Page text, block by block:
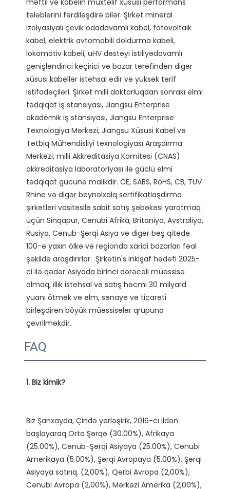
məftil və kabelin müxtəlif xüsusi performans
tələblərini fərdiləşdirə bilər. Şirkət mineral
izolyasiyalı çevik odadavamlı kabel, fotovoltaik
kabel, elektrik avtomobili doldurma kabeli,
lokomotiv kabeli, uHV dəstəyi istiliyədavamlı
genişləndirici keçirici və bazar tərəfindən digər
xüsusi kabellər istehsal edir və yüksək tərif
istifadəçiləri. Şirkət milli doktorluqdan sonrakı elmi
tədqiqat iş stansiyası, Jiangsu Enterprise
akademik iş stansiyası, Jiangsu Enterprise
Texnologiya Mərkəzi, Jiangsu Xüsusi Kabel və
Tətbiq Mühəndisliyi texnologiyası Araşdırma
Mərkəzi, milli Akkreditasiya Komitəsi (CNAS)
akkreditasiya laboratoriyası ilə güclü elmi
tədqiqat gücünə malikdir. CE, SABS, RoHS, CB, TUV
Rhine və digər beynəlxalq sertifikatlaşdırma
şirkətləri vasitəsilə sabit satış şəbəkəsi yaratmaq
üçün Sinqapur, Cənubi Afrika, Britaniya, Avstraliya,
Rusiya, Cənub-Şərqi Asiya və digər beş qitədə
100-ə yaxın ölkə və regionda xarici bazarları fəal
şəkildə araşdırırlar. .Şirkətin's inkişaf hədəfi 2025-
ci ilə qədər Asiyada birinci dərəcəli müəssisə
olmaq, illik istehsal və satış həcmi 30 milyard
yuanı ötmək və elm, sənaye və ticarəti
birləşdirən böyük müəssisələr qrupuna
FAQ
Biz Şanxayda, Çində yerləşirik, 2016-cı ildən
başlayaraq Orta Şərqə (30.00%), Afrikaya
(25.00%), Cənub-Şərqi Asiyaya (25.00%), Cənubi
Amerikaya (5.00%), Şərqi Avropaya (5.00%), Şərqi
Asiyaya satırıq. (2,00%), Qərbi Avropa (2,00%),
Cənubi Avropa (2,00%), Mərkəzi Amerika (2,00%),